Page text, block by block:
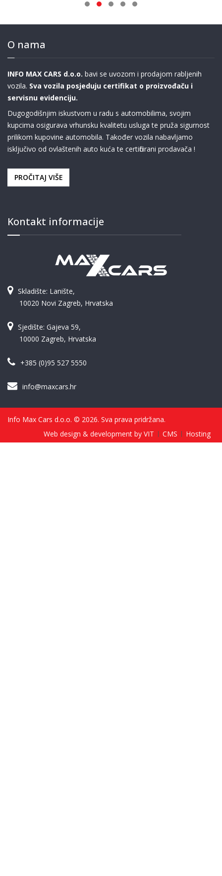
O nama
INFO MAX CARS d.o.o. bavi se uvozom i prodajom rabljenih
vozila. Sva vozila posjeduju certifikat o proizvođaču i
servisnu evidenciju.
Dugogodišnjim iskustvom u radu s automobilima, svojim
kupcima osigurava vrhunsku kvalitetu usluga te pruža sigurnost
prilikom kupovine automobila. Također vozila nabavljamo
isključivo od ovlaštenih auto kuća te certificirani prodavača !
PROČITAJ VIŠE
Kontakt informacije
Skladište: Lanište,
10020 Novi Zagreb, Hrvatska
Sjedište: Gajeva 59,
10000 Zagreb, Hrvatska
+385 (0)95 527 5550
info@maxcars.hr
Info Max Cars d.o.o. © 2026. Sva prava pridržana.
Web design & development by VIT
CMS Hosting